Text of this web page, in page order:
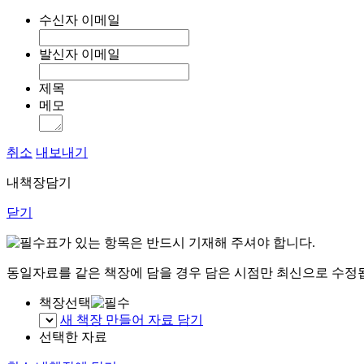
수신자 이메일
발신자 이메일
제목
메모
취소 내보내기
내책장담기
닫기
표가 있는 항목은 반드시 기재해 주셔야 합니다.
동일자료를 같은 책장에 담을 경우 담은 시점만 최신으로 수정
책장선택
새 책장 만들어 자료 담기
선택한 자료